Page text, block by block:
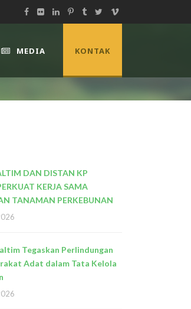
MEDIA KONTAK
DAN DISTAN KP
KERJA SAMA
TANAMAN PERKEBUNAN
Tegaskan Perlindungan
Adat dalam Tata Kelola